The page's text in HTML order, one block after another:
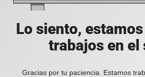
Lo siento,
trabajos en el
Gracias por tu paciencia. Estamos